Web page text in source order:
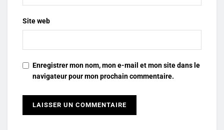
Site web
Enregistrer mon nom, mon e-mail et mon site dans le
navigateur pour mon prochain commentaire.